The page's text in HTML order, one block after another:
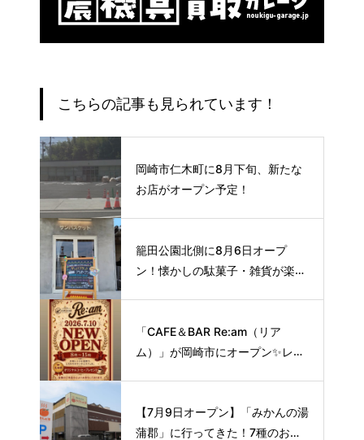
こちらの記事も見られています！
岡崎市仁木町に8月下旬、新たな
お店がオープン予定！
籠田公園北側に8月6日オープ
ン！懐かしの駄菓子・雑貨が楽し
「CAFE＆BAR Re:am（リア
ム）」が岡崎市にオープン✨レト
【7月9日オープン】「みかんの湯
蒲郡」に行ってきた！7種のお風